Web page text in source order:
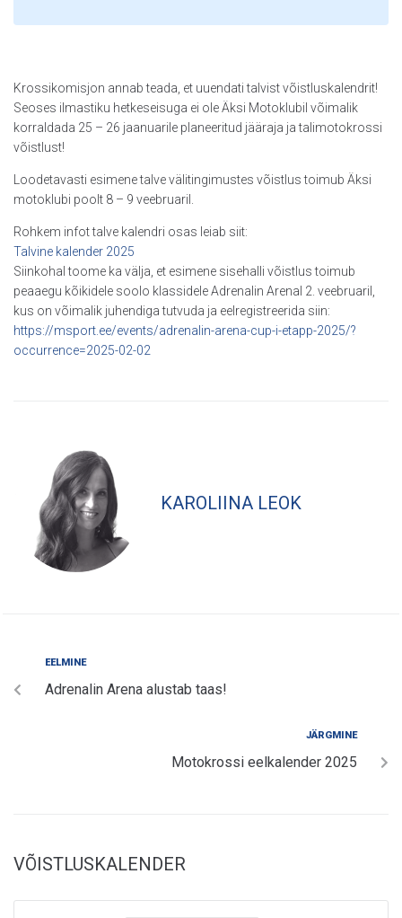
Krossikomisjon annab teada, et uuendati talvist võistluskalendrit!
Seoses ilmastiku hetkeseisuga ei ole Äksi Motoklubil võimalik
korraldada 25 – 26 jaanuarile planeeritud jääraja ja talimotokrossi
võistlust!
Loodetavasti esimene talve välitingimustes võistlus toimub Äksi
motoklubi poolt 8 – 9 veebruaril.
Rohkem infot talve kalendri osas leiab siit:
Talvine kalender 2025
Siinkohal toome ka välja, et esimene sisehalli võistlus toimub
peaaegu kõikidele soolo klassidele Adrenalin Arenal 2. veebruaril,
kus on võimalik juhendiga tutvuda ja eelregistreerida siin:
https://msport.ee/events/adrenalin-arena-cup-i-etapp-2025/?
occurrence=2025-02-02
KAROLIINA LEOK
EELMINE
Adrenalin Arena alustab taas!
JÄRGMINE
Motokrossi eelkalender 2025
VÕISTLUSKALENDER